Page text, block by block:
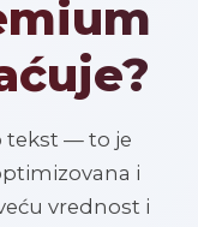
tekst — to je
i
vrednost i